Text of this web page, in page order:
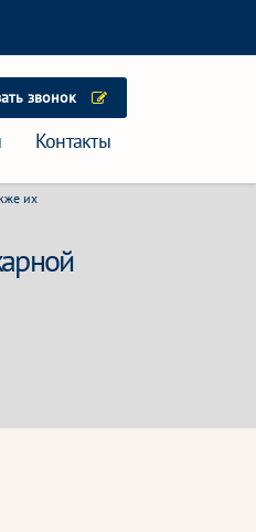
звонок
Контакты
их